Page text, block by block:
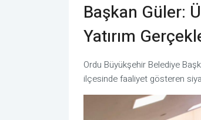
Başkan Güler:
Yatırım
Ordu Büyükşehir Belediye
ilçesinde faaliyet gösteren